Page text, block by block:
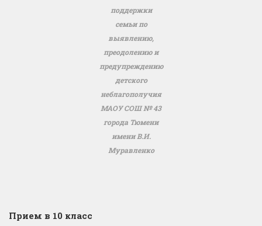
поддержки
семьи по
выявлению,
преодолению и
предупреждению
детского
неблагополучия
МАОУ СОШ № 43
города Тюмени
имени В.И.
Муравленко
Прием в 10 класс